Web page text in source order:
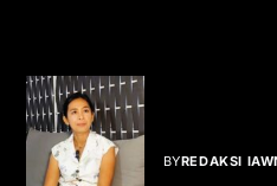
BYREDAKSI